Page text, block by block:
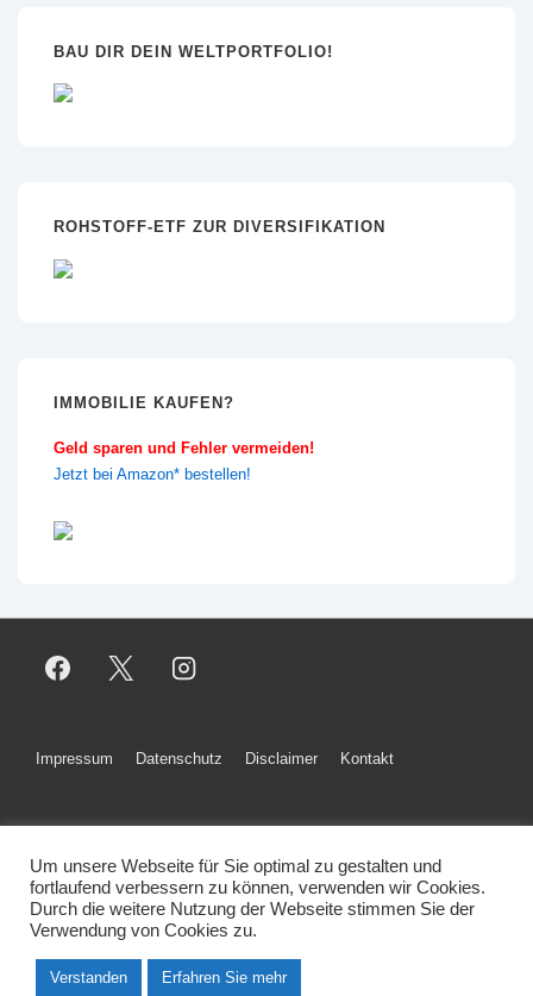
BAU DIR DEIN WELTPORTFOLIO!
ROHSTOFF-ETF ZUR DIVERSIFIKATION
IMMOBILIE KAUFEN?
Geld sparen und Fehler vermeiden!
Jetzt bei Amazon* bestellen!
Footer-
Impressum Datenschutz Disclaimer Kontakt
Copyright © 2026Finanz-Ingenieur - All rights reserved.
Um unsere Webseite für Sie optimal zu gestalten und
fortlaufend verbessern zu können, verwenden wir Cookies.
Durch die weitere Nutzung der Webseite stimmen Sie der
Verwendung von Cookies zu.
Verstanden Erfahren Sie mehr